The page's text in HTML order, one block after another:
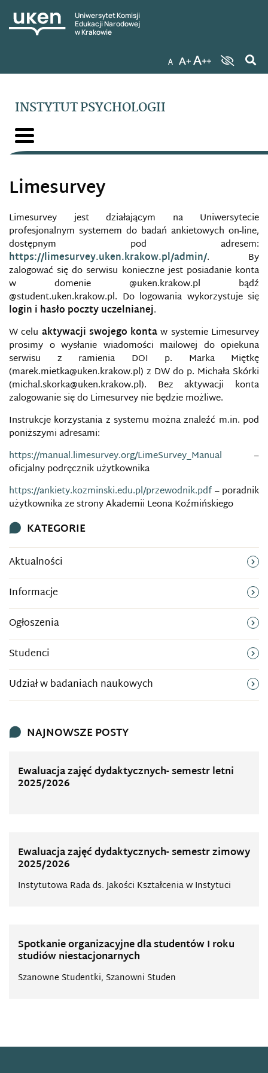
Uniwersytet Komisji
Edukacji Narodowej
w Krakowie
INSTYTUT PSYCHOLOGII
Limesurvey
Limesurvey jest działającym na Uniwersytecie
profesjonalnym systemem do badań ankietowych on-line,
dostępnym pod adresem:
https://limesurvey.uken.krakow.pl/admin/. By
zalogować się do serwisu konieczne jest posiadanie konta
w domenie @uken.krakow.pl bądź
@student.uken.krakow.pl. Do logowania wykorzystuje się
login i hasło poczty uczelnianej.
W celu aktywacji swojego kontaw systemie Limesurvey
prosimy o wysłanie wiadomości mailowej do opiekuna
serwisu z ramienia DOI p. Marka Miętkę
(marek.mietka@uken.krakow.pl) z DW do p. Michała Skórki
(michal.skorka@uken.krakow.pl). Bez aktywacji konta
zalogowanie się do Limesurvey nie będzie możliwe.
Instrukcje korzystania z systemu można znaleźć m.in. pod
poniższymi adresami:
https://manual.limesurvey.org/LimeSurvey_Manual –
oficjalny podręcznik użytkownika
https://ankiety.kozminski.edu.pl/przewodnik.pdf– poradnik
użytkownika ze strony Akademii Leona Koźmińskiego
KATEGORIE
Aktualności
Informacje
Ogłoszenia
Studenci
Udział w badaniach naukowych
NAJNOWSZE POSTY
Ewaluacja zajęć dydaktycznych- semestr letni
2025/2026
Ewaluacja zajęć dydaktycznych- semestr zimowy
2025/2026
Instytutowa Rada ds. Jakości Kształcenia w Instytuci
Spotkanie organizacyjne dla studentów I roku
studiów niestacjonarnych
Szanowne Studentki, Szanowni Studen